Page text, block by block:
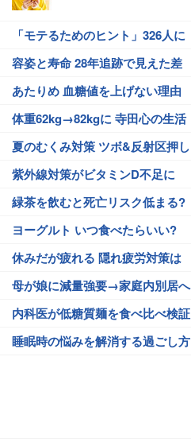
「モテるためのヒント」326人に
容姿と寿命 28年追跡で見えた差
あたりめ 血糖値を上げない理由
体重62kg→82kgに 寺田心の生活
夏のむくみ対策 ツボ&反射区押し
紫外線対策がビタミンD不足に
緑茶を飲むと死亡リスク低まる?
ヨーグルト いつ食べたらいい?
休みだが疲れる 隠れ疲労対策は
母が娘に減量強要→家庭内別居へ
内科医が低糖質麺を食べ比べ検証
睡眠時の悩みを解消する過ごし方